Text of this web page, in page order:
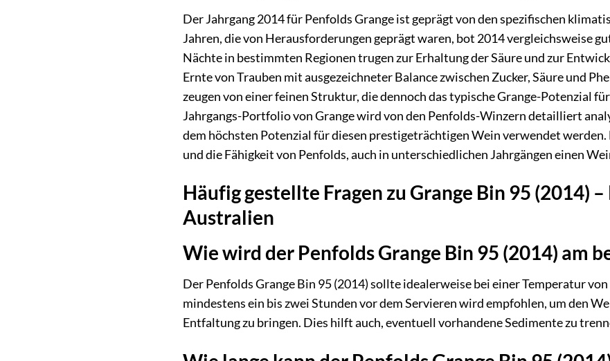
Der Jahrgang 2014 für Penfolds Grange ist geprägt von den spezifischen
Jahren, die von Herausforderungen geprägt waren, bot 2014 vergleichsweise
Nächte in bestimmten Regionen trugen zur Erhaltung der Säure und zur
Ernte von Trauben mit ausgezeichneter Balance zwischen Zucker, Säure und
zeugen von einer feinen Struktur, die dennoch das typische Grange-Potenzial
Jahrgangs-Portfolio von Grange wird von den Penfolds-Winzern detailliert
dem höchsten Potenzial für diesen prestigeträchtigen Wein verwendet
und die Fähigkeit von Penfolds, auch in unterschiedlichen Jahrgängen einen
Häufig gestellte Fragen zu Grange Bin 95 (2014)
Australien
Wie wird der Penfolds Grange Bin 95 (2014) am
Der Penfolds Grange Bin 95 (2014) sollte idealerweise bei einer Temperatur
mindestens ein bis zwei Stunden vor dem Servieren wird empfohlen, um den
Entfaltung zu bringen. Dies hilft auch, eventuell vorhandene Sedimente zu